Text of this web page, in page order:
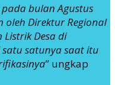
bulan Agustus
oleh Direktur Regional
Listrik Desa di
satunya saat itu
” ungkap